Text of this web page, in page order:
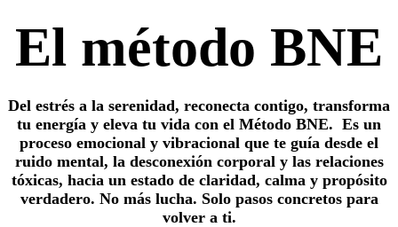
El método BNE
Del estrés a la serenidad, reconecta contigo, transforma
tu energía y eleva tu vida con el Método BNE. Es un
proceso emocional y vibracional que te guía desde el
ruido mental, la desconexión corporal y las relaciones
tóxicas, hacia un estado de claridad, calma y propósito
verdadero. No más lucha. Solo pasos concretos para
volver a ti.